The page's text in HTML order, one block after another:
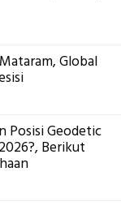
Global
Posisi Geodetic
Berikut